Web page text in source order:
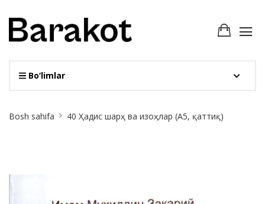
Bo‘limlar
Breadcrumb
Bosh sahifa 40 Ҳадис шарҳ ва изоҳлар (А5, қаттиқ)